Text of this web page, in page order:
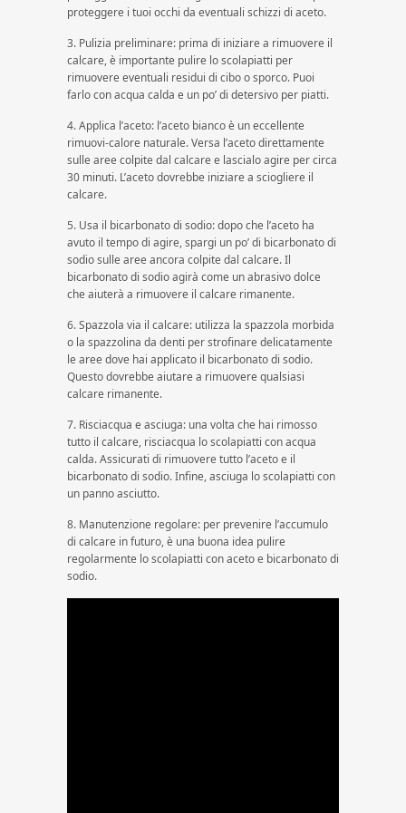
proteggere i tuoi occhi da eventuali schizzi di aceto.
3. Pulizia preliminare: prima di iniziare a rimuovere il
calcare, è importante pulire lo scolapiatti per
rimuovere eventuali residui di cibo o sporco. Puoi
farlo con acqua calda e un po’ di detersivo per piatti.
4. Applica l’aceto: l’aceto bianco è un eccellente
rimuovi-calore naturale. Versa l’aceto direttamente
sulle aree colpite dal calcare e lascialo agire per circa
30 minuti. L’aceto dovrebbe iniziare a sciogliere il
calcare.
5. Usa il bicarbonato di sodio: dopo che l’aceto ha
avuto il tempo di agire, spargi un po’ di bicarbonato di
sodio sulle aree ancora colpite dal calcare. Il
bicarbonato di sodio agirà come un abrasivo dolce
che aiuterà a rimuovere il calcare rimanente.
6. Spazzola via il calcare: utilizza la spazzola morbida
o la spazzolina da denti per strofinare delicatamente
le aree dove hai applicato il bicarbonato di sodio.
Questo dovrebbe aiutare a rimuovere qualsiasi
calcare rimanente.
7. Risciacqua e asciuga: una volta che hai rimosso
tutto il calcare, risciacqua lo scolapiatti con acqua
calda. Assicurati di rimuovere tutto l’aceto e il
bicarbonato di sodio. Infine, asciuga lo scolapiatti con
un panno asciutto.
8. Manutenzione regolare: per prevenire l’accumulo
di calcare in futuro, è una buona idea pulire
regolarmente lo scolapiatti con aceto e bicarbonato di
sodio.